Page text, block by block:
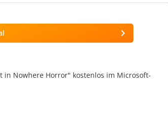
in Nowhere Horror" kostenlos im Microsoft-